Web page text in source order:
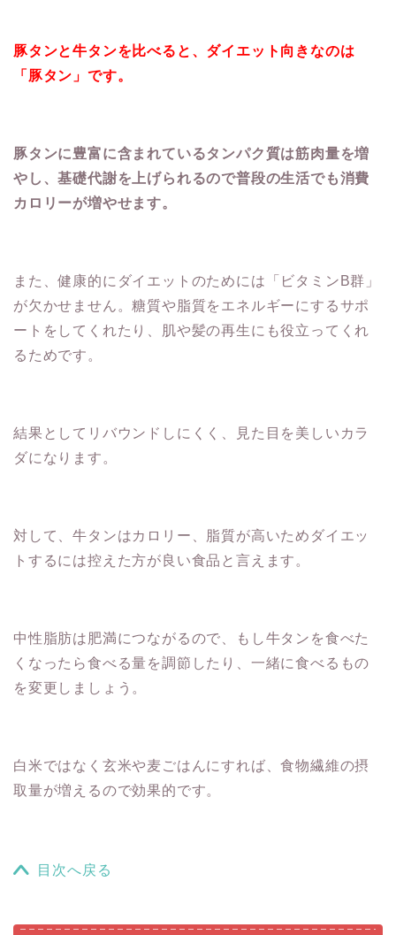
豚タンと牛タンを比べると、ダイエット向きなのは
「豚タン」です。
豚タンに豊富に含まれているタンパク質は筋肉量を増
やし、基礎代謝を上げられるので普段の生活でも消費
カロリーが増やせます。
また、健康的にダイエットのためには「ビタミンB群」
が欠かせません。糖質や脂質をエネルギーにするサポ
ートをしてくれたり、肌や髪の再生にも役立ってくれ
るためです。
結果としてリバウンドしにくく、見た目を美しいカラ
ダになります。
対して、牛タンはカロリー、脂質が高いためダイエッ
トするには控えた方が良い食品と言えます。
中性脂肪は肥満につながるので、もし牛タンを食べた
くなったら食べる量を調節したり、一緒に食べるもの
を変更しましょう。
白米ではなく玄米や麦ごはんにすれば、食物繊維の摂
取量が増えるので効果的です。
目次へ戻る